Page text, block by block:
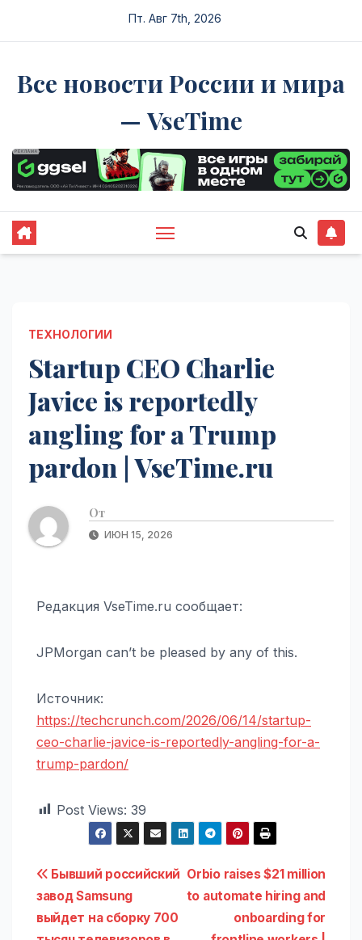
Пт. Авг 7th, 2026
Все новости России и мира
— VseTime
ТЕХНОЛОГИИ
Startup CEO Charlie
Javice is reportedly
angling for a Trump
pardon | VseTime.ru
От
ИЮН 15, 2026
Редакция VseTime.ru сообщает:
JPMorgan can’t be pleased by any of this.
Источник:
https://techcrunch.com/2026/06/14/startup-
ceo-charlie-javice-is-reportedly-angling-for-a-
trump-pardon/
Post Views: 39
Навигация
по
Orbio raises $21 million
to automate hiring and
onboarding for
Бывший российский
завод Samsung
выйдет на сборку 700